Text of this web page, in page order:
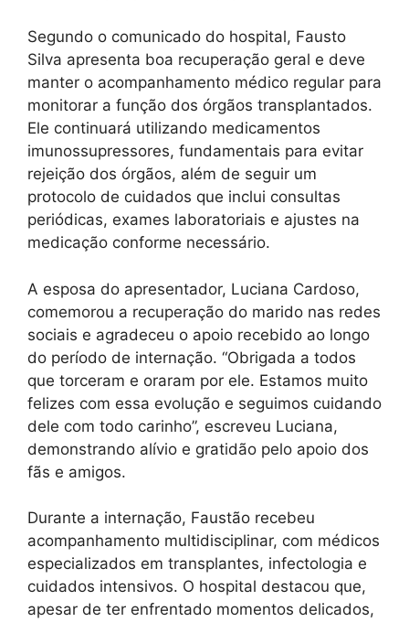
Segundo o comunicado do hospital, Fausto
Silva apresenta boa recuperação geral e deve
manter o acompanhamento médico regular para
monitorar a função dos órgãos transplantados.
Ele continuará utilizando medicamentos
imunossupressores, fundamentais para evitar
rejeição dos órgãos, além de seguir um
protocolo de cuidados que inclui consultas
periódicas, exames laboratoriais e ajustes na
medicação conforme necessário.
A esposa do apresentador, Luciana Cardoso,
comemorou a recuperação do marido nas redes
sociais e agradeceu o apoio recebido ao longo
do período de internação. “Obrigada a todos
que torceram e oraram por ele. Estamos muito
felizes com essa evolução e seguimos cuidando
dele com todo carinho”, escreveu Luciana,
demonstrando alívio e gratidão pelo apoio dos
fãs e amigos.
Durante a internação, Faustão recebeu
acompanhamento multidisciplinar, com médicos
especializados em transplantes, infectologia e
cuidados intensivos. O hospital destacou que,
apesar de ter enfrentado momentos delicados,